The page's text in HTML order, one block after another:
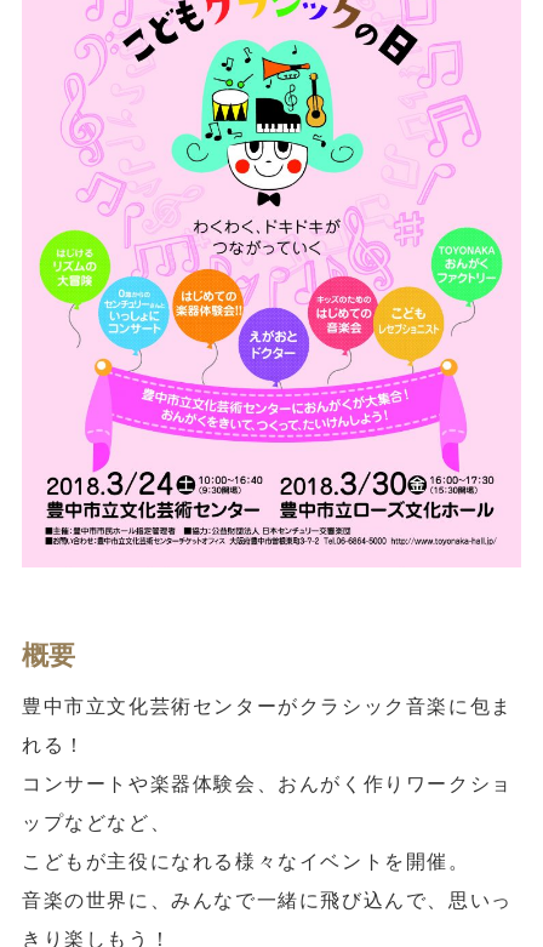
概要
豊中市立文化芸術センターがクラシック音楽に包ま
れる！
コンサートや楽器体験会、おんがく作りワークショ
ップなどなど、
こどもが主役になれる様々なイベントを開催。
音楽の世界に、みんなで一緒に飛び込んで、思いっ
きり楽しもう！